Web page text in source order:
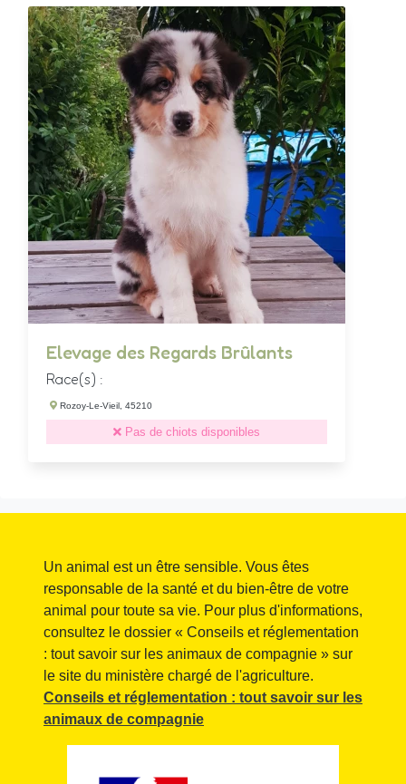
Elevage des Regards Brûlants
Race(s) :
Rozoy-Le-Vieil, 45210
Pas de chiots disponibles
Un animal est un être sensible. Vous êtes
responsable de la santé et du bien-être de votre
animal pour toute sa vie. Pour plus d'informations,
consultez le dossier « Conseils et réglementation
: tout savoir sur les animaux de compagnie » sur
le site du ministère chargé de l'agriculture.
Conseils et réglementation : tout savoir sur les
animaux de compagnie